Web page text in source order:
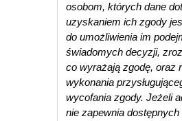
osobom, których dane
uzyskaniem ich zgody
do umożliwienia im
świadomych decyzji,
co wyrażają zgodę, oraz
wykonania
wycofania zgody. Jeżeli
nie zapewnia dostępnych